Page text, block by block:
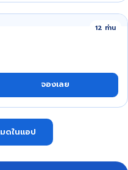
12 ท่าน
จองเลย
ดในแอป